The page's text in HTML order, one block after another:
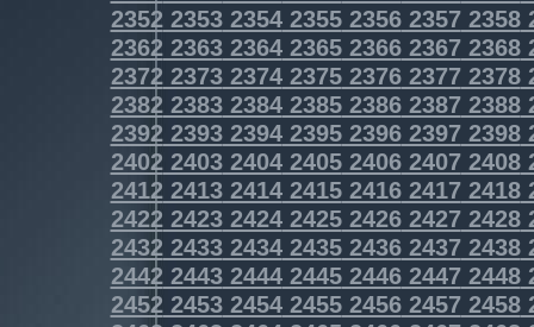
2352235323542355235623572358
2362236323642365236623672368
2372237323742375237623772378
2382238323842385238623872388
2392239323942395239623972398
2402240324042405240624072408
2412241324142415241624172418
2422242324242425242624272428
2432243324342435243624372438
2442244324442445244624472448
2452245324542455245624572458